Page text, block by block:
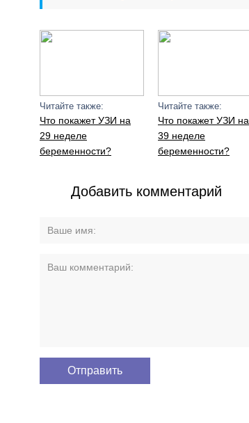
Читайте также:
Что покажет УЗИ на
29 неделе
беременности?
Читайте также:
Что покажет УЗИ на
39 неделе
беременности?
Добавить комментарий